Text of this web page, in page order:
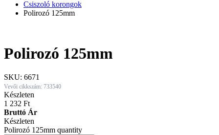
Csiszoló korongok
Polirozó 125mm
Polirozó 125mm
SKU: 6671
Vevői cikkszám: 733540
Készleten
1 232 Ft
Bruttó Ár
Készleten
Polirozó 125mm quantity